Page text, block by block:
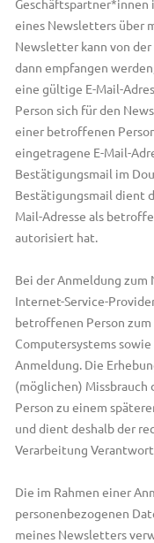
Geschäftspartner*innen
eines Newsletters über
Newsletter kann von
dann empfangen
eine gültige E-Mail-
Person sich für den
einer betroffenen
eingetragene E-Mail-
Bestätigungsmail im
Bestätigungsmail dient
Mail-Adresse als
autorisiert hat.
Bei der Anmeldung
Internet-Service-
betroffenen Person
Computersystems
Anmeldung. Die
(möglichen) Missbrauch
Person zu einem
und dient deshalb der
Verarbeitung
Die im Rahmen einer
personenbezogenen
meines Newsletters